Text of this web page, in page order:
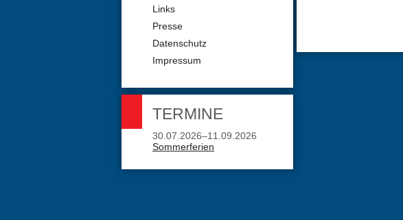
Links
Presse
Datenschutz
Impressum
TERMINE
30.07.2026–11.09.2026
Sommerferien